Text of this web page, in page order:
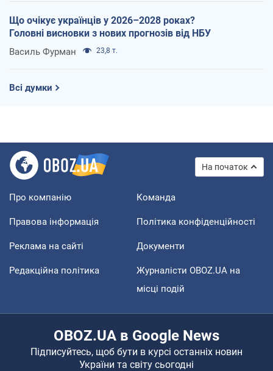
Що очікує українців у 2026–2028 роках?
Головні висновки з нових прогнозів від НБУ
Василь Фурман 23,8 т.
Всі думки
На початок
Про компанію Команда
Правова інформація Політика конфіденційності
Реклама на сайті Документи
Редакційна політика
Журналісти OBOZ.UA на
місці подій
OBOZ.UA в Google News
Підписуйтесь, щоб бути в курсі останніх новин
України та світу сьогодні